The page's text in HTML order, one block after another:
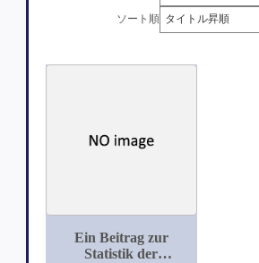
ソート順
Ein Beitrag zur
Statistik der